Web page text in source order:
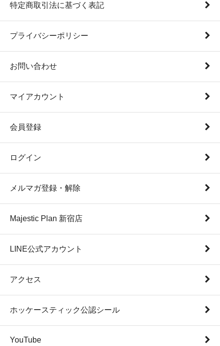
特定商取引法に基づく表記
プライバシーポリシー
お問い合わせ
マイアカウント
会員登録
ログイン
メルマガ登録・解除
Majestic Plan 新宿店
LINE公式アカウント
アクセス
ホッケースティック公認シール
YouTube